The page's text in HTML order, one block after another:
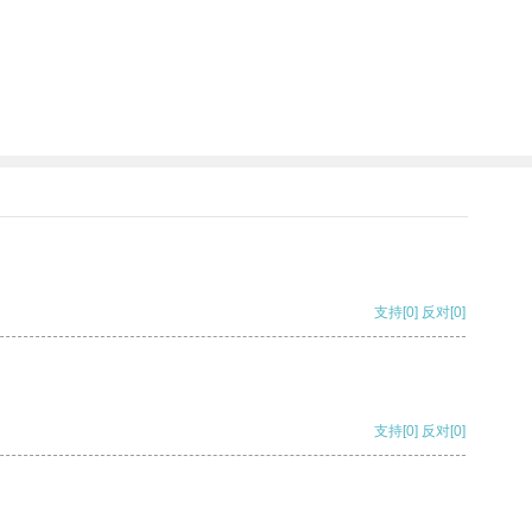
支持[0] 反对[0]
支持[0] 反对[0]